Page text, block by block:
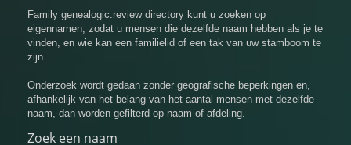
Family genealogic.review directory kunt u zoeken op
eigennamen, zodat u mensen die dezelfde naam hebben als je te
vinden, en wie kan een familielid of een tak van uw stamboom te
zijn .
Onderzoek wordt gedaan zonder geografische beperkingen en,
afhankelijk van het belang van het aantal mensen met dezelfde
naam, dan worden gefilterd op naam of afdeling.
Zoek een naam